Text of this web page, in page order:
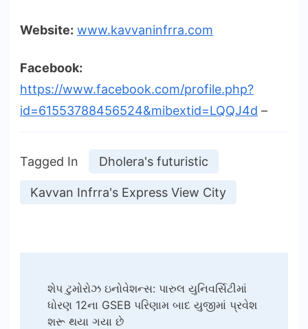
Website: www.kavvaninfrra.com
Facebook:
https://www.facebook.com/profile.php?
id=61553788456524&mibextid=LQQJ4d –
Tagged In Dholera's futuristic
Kavvan Infrra's Express View City
Navigation
શેપ ટુમોરોઝ ઇનોવેશન્સ: પારુલ યુનિવર્સિટીમાં
ધોરણ 12ના GSEB પરિણામ બાદ યુજીમાં પ્રવેશ
શરૂ થયા ગયા છે